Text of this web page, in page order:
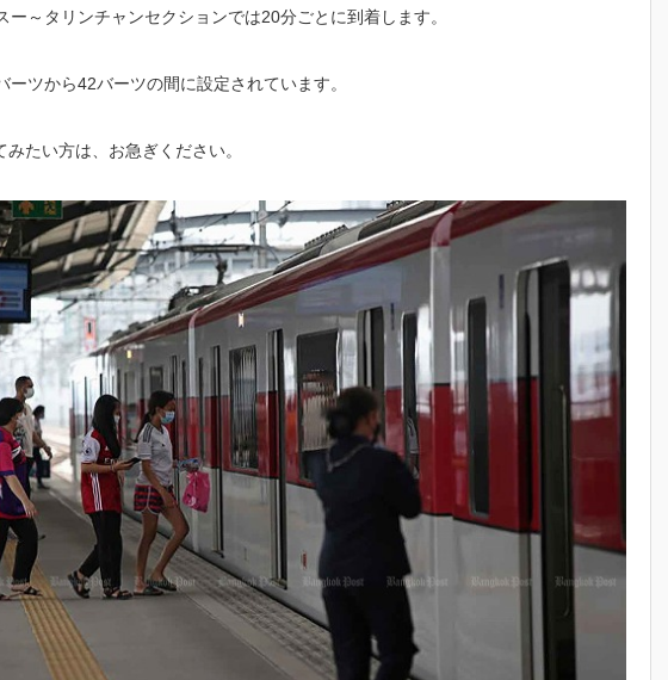
ー～タリンチャンセクションでは20分ごとに到着します。
ーツから42バーツの間に設定されています。
たい方は、お急ぎください。